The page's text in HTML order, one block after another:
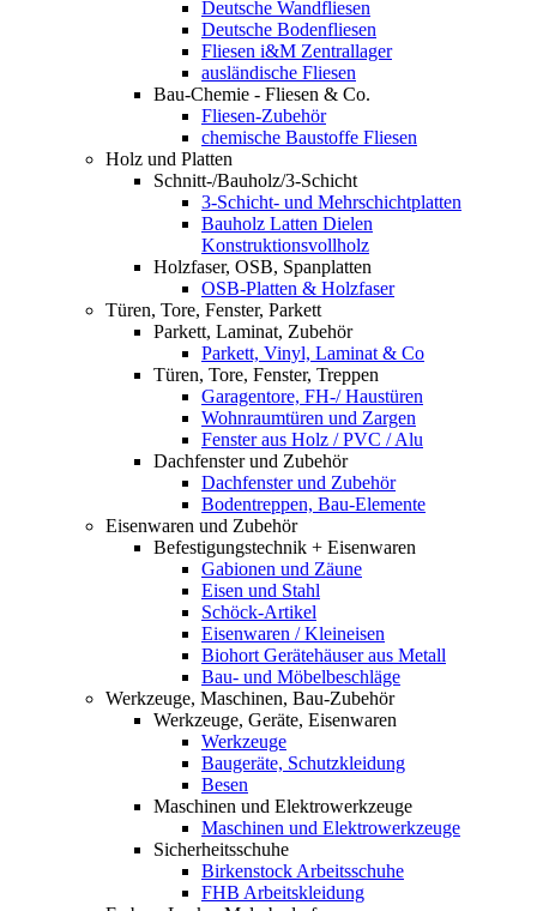
Deutsche Wandfliesen
Deutsche Bodenfliesen
Fliesen i&M Zentrallager
ausländische Fliesen
Bau-Chemie - Fliesen & Co.
Fliesen-Zubehör
chemische Baustoffe Fliesen
Holz und Platten
Schnitt-/Bauholz/3-Schicht
3-Schicht- und Mehrschichtplatten
Bauholz Latten Dielen
Konstruktionsvollholz
Holzfaser, OSB, Spanplatten
OSB-Platten & Holzfaser
Türen, Tore, Fenster, Parkett
Parkett, Laminat, Zubehör
Parkett, Vinyl, Laminat & Co
Türen, Tore, Fenster, Treppen
Garagentore, FH-/ Haustüren
Wohnraumtüren und Zargen
Fenster aus Holz / PVC / Alu
Dachfenster und Zubehör
Dachfenster und Zubehör
Bodentreppen, Bau-Elemente
Eisenwaren und Zubehör
Befestigungstechnik + Eisenwaren
Gabionen und Zäune
Eisen und Stahl
Schöck-Artikel
Eisenwaren / Kleineisen
Biohort Gerätehäuser aus Metall
Bau- und Möbelbeschläge
Werkzeuge, Maschinen, Bau-Zubehör
Werkzeuge, Geräte, Eisenwaren
Werkzeuge
Baugeräte, Schutzkleidung
Besen
Maschinen und Elektrowerkzeuge
Maschinen und Elektrowerkzeuge
Sicherheitsschuhe
Birkenstock Arbeitsschuhe
FHB Arbeitskleidung